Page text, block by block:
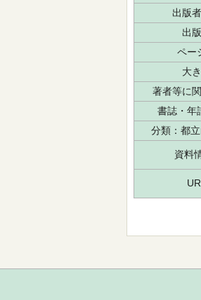
出版
出
ペー
大
著者等に
書誌・年
分類：都
資料